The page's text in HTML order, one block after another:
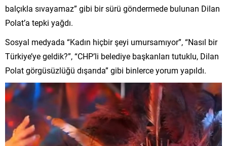
balçıkla sıvayamaz” gibi bir sürü göndermede bulunan Dilan
Polat’a tepki yağdı.
Sosyal medyada “Kadın hiçbir şeyi umursamıyor”, “Nasıl bir
Türkiye’ye geldik?”, “CHP’li belediye başkanları tutuklu, Dilan
Polat görgüsüzlüğü dışarıda” gibi binlerce yorum yapıldı.